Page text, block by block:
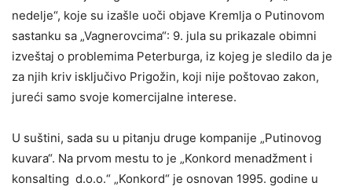
nedelje“, koje su izašle uoči objave Kremlja o Putinovom
sastanku sa „Vagnerovcima“: 9. jula su prikazale obimni
izveštaj o problemima Peterburga, iz kojeg je sledilo da je
za njih kriv isključivo Prigožin, koji nije poštovao zakon,
jureći samo svoje komercijalne interese.
U suštini, sada su u pitanju druge kompanije „Putinovog
kuvara“. Na prvom mestu to je „Konkord menadžment i
konsalting d.o.o.“ „Konkord“ je osnovan 1995. godine u